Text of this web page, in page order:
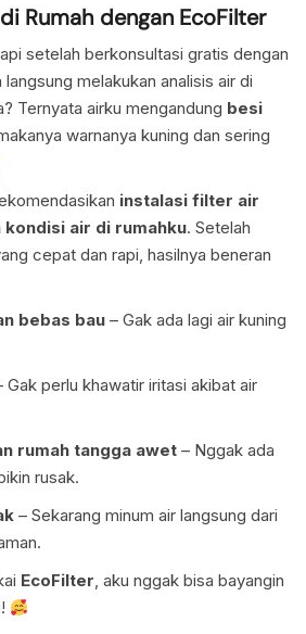
Rumah dengan EcoFilter
setelah berkonsultasi gratis dengan
langsung melakukan analisis air di
Ternyata airku mengandung besi
warnanya kuning dan sering
instalasi filter air
air di rumahku. Setelah
cepat dan rapi, hasilnya beneran
bebas bau – Gak ada lagi air kuning
Gak perlu khawatir iritasi akibat air
rumah tangga awet – Nggak ada
rusak.
– Sekarang minum air langsung dari
EcoFilter, aku nggak bisa bayangin